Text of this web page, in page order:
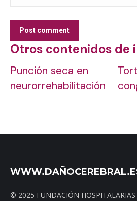
Post comment
Otros contenidos de
Punción seca en
neurorrehabilitación
© 2025 FUNDACIÓN HOSPITALARIAS